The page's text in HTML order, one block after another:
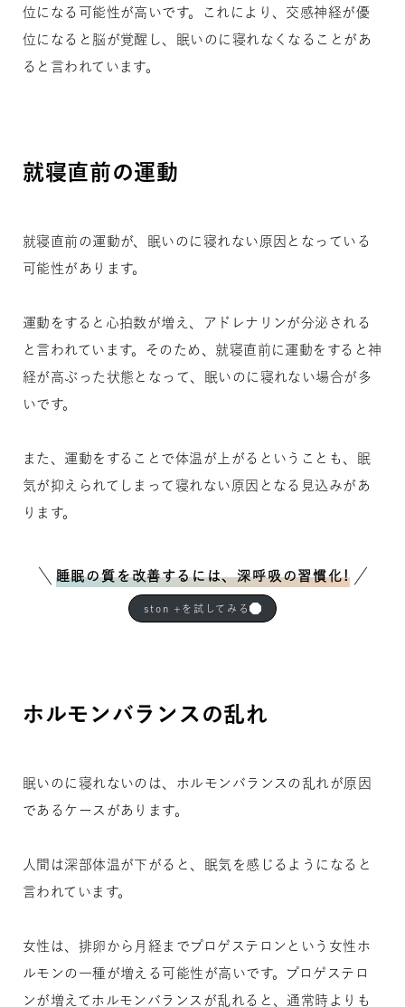
位になる可能性が高いです。これにより、交感神経が優
位になると脳が覚醒し、眠いのに寝れなくなることがあ
ると言われています。
就寝直前の運動
就寝直前の運動が、眠いのに寝れない原因となっている
可能性があります。
運動をすると心拍数が増え、アドレナリンが分泌される
と言われています。そのため、就寝直前に運動をすると神
経が高ぶった状態となって、眠いのに寝れない場合が多
いです。
また、運動をすることで体温が上がるということも、眠
気が抑えられてしまって寝れない原因となる見込みがあ
ります。
睡眠の質を改善するには、深呼吸の習慣化!
ston +を試してみる
ホルモンバランスの乱れ
眠いのに寝れないのは、ホルモンバランスの乱れが原因
であるケースがあります。
人間は深部体温が下がると、眠気を感じるようになると
言われています。
女性は、排卵から月経までプロゲステロンという女性ホ
ルモンの一種が増える可能性が高いです。プロゲステロ
ンが増えてホルモンバランスが乱れると、通常時よりも